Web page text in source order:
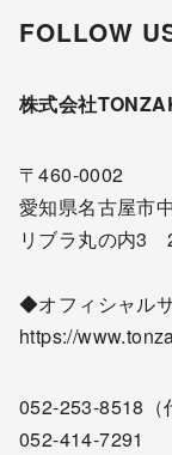
FOLLOW
株式会社
〒460-0002
愛知県名古屋市
リブラ丸の内3
◆オフィシャル
https://
052-253-8518
052-414-7291